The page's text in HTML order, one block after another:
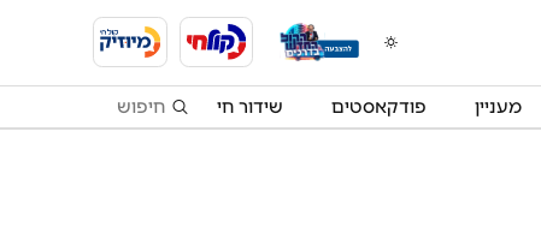
מעניין פודקאסטים שידור חי